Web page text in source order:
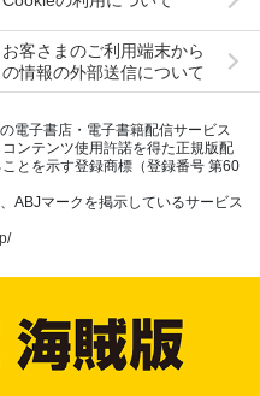
お客さまのご利用端末から
の情報の外部送信について
電子書店・電子書籍配信サービス
ンテンツ使用許諾を得た正規版配
とを示す登録商標（登録番号 第60
ABJマークを掲示しているサービス